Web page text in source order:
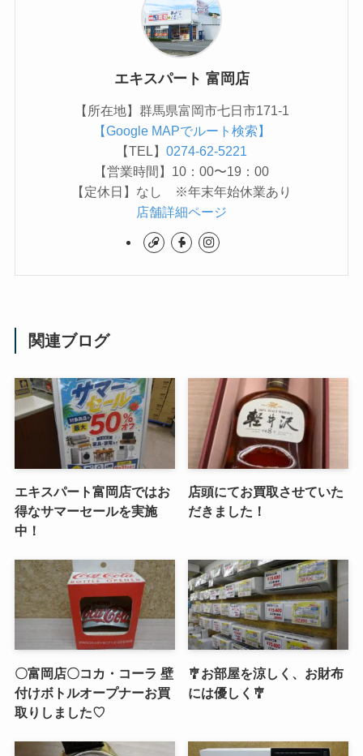
エキスパート 富岡店
【所在地】群馬県富岡市七日市171-1
【Google MAPでルート検索】
【TEL】 0274-62-5221
【営業時間】10：00〜19：00
【定休日】なし ※年末年始休業あり
店舗詳細ページ
関連ブログ
エキスパート富岡店ではお
得なサマーセールを実施
中！
店頭にてお買取させていた
だきました！
〇富岡店〇コカ・コーラ 壁
付けボトルオープナーお買
取りしました♡
🎐お部屋を涼しく、お財布
には優しく🎐